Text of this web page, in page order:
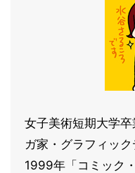
女子美術短期大学
ガ家・グラフィック
1999年「コミック